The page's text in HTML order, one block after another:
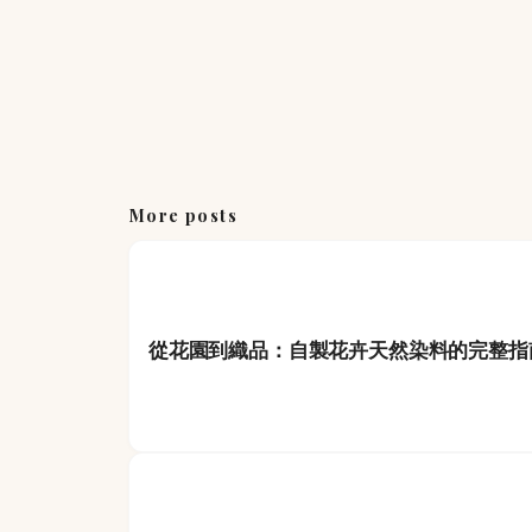
More posts
從花園到織品：自製花卉天然染料的完整